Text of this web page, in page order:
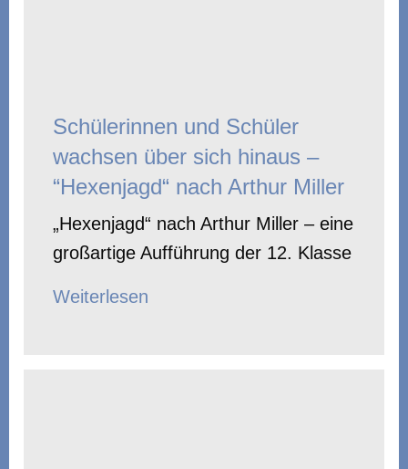
Schülerinnen und Schüler
wachsen über sich hinaus –
“Hexenjagd“ nach Arthur Miller
„Hexenjagd“ nach Arthur Miller – eine
großartige Aufführung der 12. Klasse
Weiterlesen